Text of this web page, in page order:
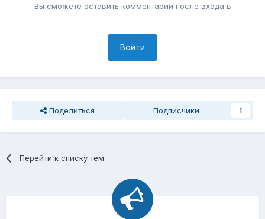
Вы сможете оставить комментарий после входа в
Войти
Поделиться Подписчики 1
Перейти к списку тем